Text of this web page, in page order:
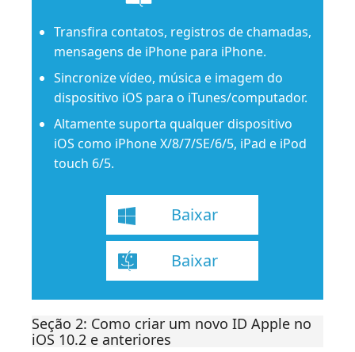
Transfira contatos, registros de chamadas,
mensagens de iPhone para iPhone.
Sincronize vídeo, música e imagem do
dispositivo iOS para o iTunes/computador.
Altamente suporta qualquer dispositivo
iOS como iPhone X/8/7/SE/6/5, iPad e iPod
touch 6/5.
Baixar
Baixar
Seção 2: Como criar um novo ID Apple no
iOS 10.2 e anteriores